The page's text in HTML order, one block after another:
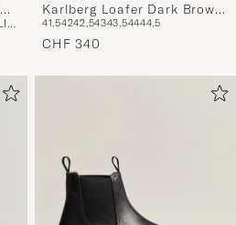
IN VIELEN GRÖSSEN ERHÄLTLICH
Karlberg Loafer Dark Brown
Suede
41,54242,54343,54444,5
CHF 340